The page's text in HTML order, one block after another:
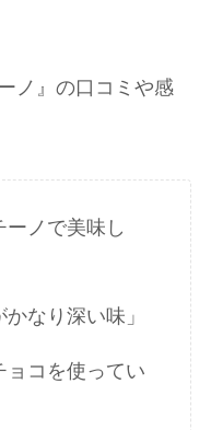
ノ』の口コミや感
ーノで美味し
なり深い味」
ョコを使ってい